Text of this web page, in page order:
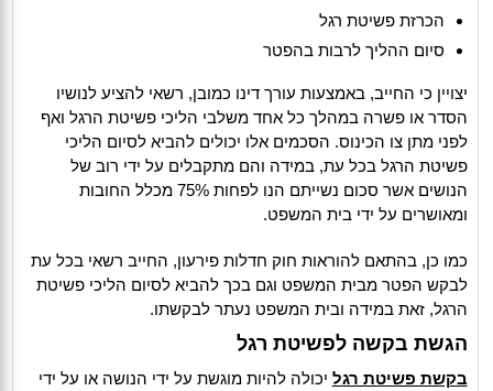
הכרזת פשיטת רגל
סיום ההליך לרבות בהפטר
יצויין כי החייב, באמצעות עורך דינו כמובן, רשאי להציע לנושיו
הסדר או פשרה במהלך כל אחד משלבי הליכי פשיטת הרגל ואף
לפני מתן צו הכינוס. הסכמים אלו יכולים להביא לסיום הליכי
פשיטת הרגל בכל עת, במידה והם מתקבלים על ידי רוב של
הנושים אשר סכום נשייתם הנו לפחות 75% מכלל החובות
ומאושרים על ידי בית המשפט.
כמו כן, בהתאם להוראות חוק חדלות פירעון, החייב רשאי בכל עת
לבקש הפטר מבית המשפט וגם בכך להביא לסיום הליכי פשיטת
הרגל, זאת במידה ובית המשפט נעתר לבקשתו.
הגשת בקשה לפשיטת רגל
בקשת פשיטת רגל יכולה להיות מוגשת על ידי הנושה או על ידי